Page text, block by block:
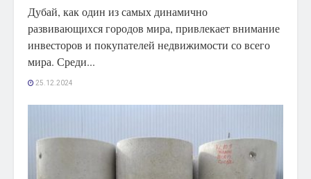
Дубай, как один из самых динамично
развивающихся городов мира, привлекает внимание
инвесторов и покупателей недвижимости со всего
мира. Среди...
25.12.2024